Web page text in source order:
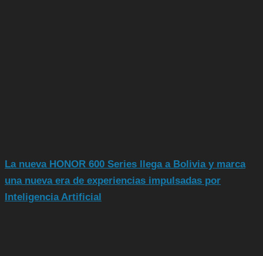
La nueva HONOR 600 Series llega a Bolivia y marca
una nueva era de experiencias impulsadas por
Inteligencia Artificial